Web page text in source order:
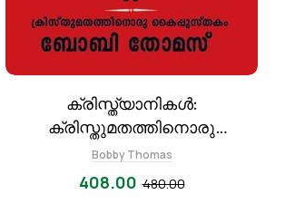
ക്രിസ്ത്യാനികള്‍:
ക്രിസ്തുമതത്തിനൊരു
കൈപ്പുസ്തകം
Bobby Thomas
480.00
408.00